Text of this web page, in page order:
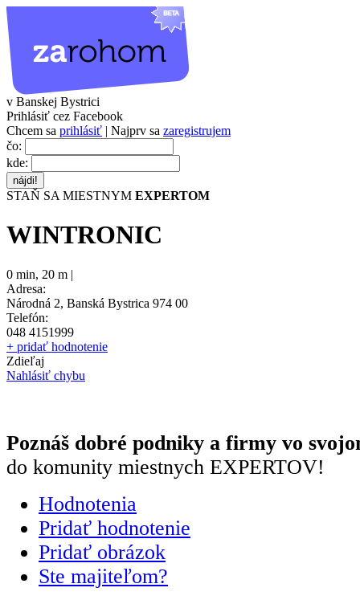
v Banskej Bystrici
Prihlásiť cez Facebook
Chcem sa prihlásiť | Najprv sa zaregistrujem
čo:
kde:
STAŇ SA MIESTNYM EXPERTOM
WINTRONIC
0 min, 20 m |
Adresa:
Národná 2, Banská Bystrica 974 00
Telefón:
048 4151999
+ pridať hodnotenie
Zdieľaj
Nahlásiť chybu
Poznáš dobré podniky a firmy vo
do komunity miestnych EXPERTOV!
Hodnotenia
Pridať hodnotenie
Pridať obrázok
Ste majiteľom?